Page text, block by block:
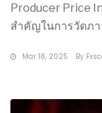
Producer Price
สำคัญในการวัดภา
Mar 18, 2025 By